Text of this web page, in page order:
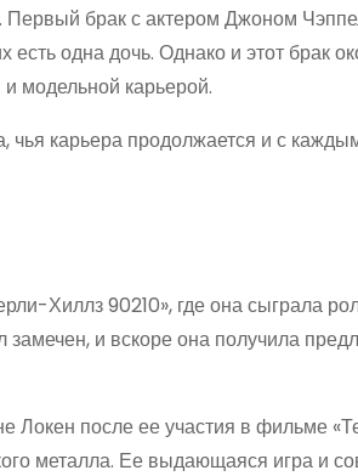
брак с актером Джоном
одна дочь. Однако и этот брак
модельной карьерой.
карьера продолжается и с
Хиллз 90210», где она сыграла
замечен, и вскоре она получила
Локен после ее участия в фильме
металла. Ее выдающаяся игра и